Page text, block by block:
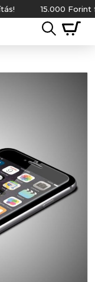
15.000 Forint